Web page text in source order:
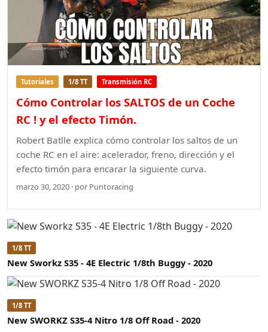
Tutoriales 1/8 TT Transmisión RC
Cómo Controlar los SALTOS de un Coche
RC ! y el efecto Timón.
Robert Batlle explica cómo controlar los saltos de un
coche RC en el aire: acelerador, freno, dirección y el
efecto timón para encarar la siguiente curva.
marzo 30, 2020 · por Puntoracing
1/8 TT
New Sworkz S35 - 4E Electric 1/8th Buggy - 2020
1/8 TT
New SWORKZ S35-4 Nitro 1/8 Off Road - 2020